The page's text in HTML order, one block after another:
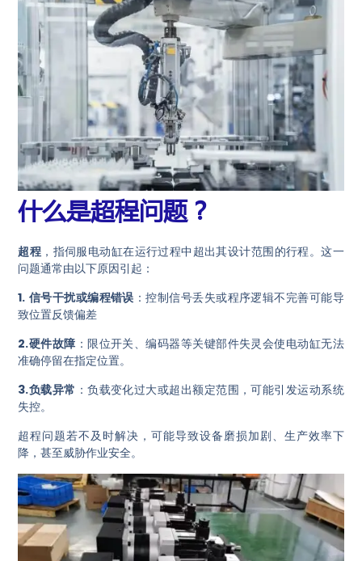
什么是超程问题？
超程，指伺服电动缸在运行过程中超出其设计范围的行程。这一
问题通常由以下原因引起：
1. 信号干扰或编程错误 ：控制信号丢失或程序逻辑不完善可能导
致位置反馈偏差
2.硬件故障 ：限位开关、编码器等关键部件失灵会使电动缸无法
准确停留在指定位置。
3.负载异常 ：负载变化过大或超出额定范围，可能引发运动系统
失控。
超程问题若不及时解决，可能导致设备磨损加剧、生产效率下
降，甚至威胁作业安全。